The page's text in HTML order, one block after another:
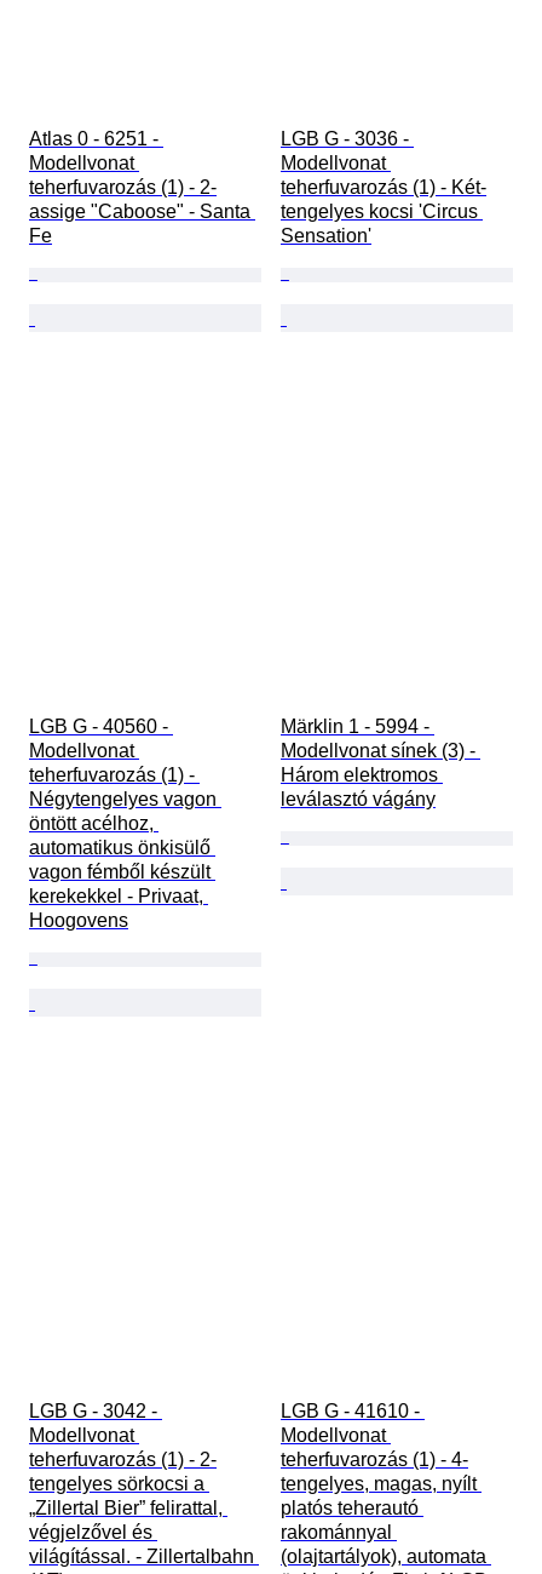
Atlas 0 - 6251 -
Modellvonat
teherfuvarozás (1) - 2-
assige "Caboose" - Santa
Fe
LGB G - 3036 -
Modellvonat
teherfuvarozás (1) - Két-
tengelyes kocsi 'Circus
Sensation'
LGB G - 40560 -
Modellvonat
teherfuvarozás (1) -
Négytengelyes vagon
öntött acélhoz,
automatikus önkisülő
vagon fémből készült
kerekekkel - Privaat,
Hoogovens
Märklin 1 - 5994 -
Modellvonat sínek (3) -
Három elektromos
leválasztó vágány
LGB G - 3042 -
Modellvonat
teherfuvarozás (1) - 2-
tengelyes sörkocsi a
„Zillertal Bier” felirattal,
végjelzővel és
világítással. - Zillertalbahn
LGB G - 41610 -
Modellvonat
teherfuvarozás (1) - 4-
tengelyes, magas, nyílt
platós teherautó
rakománnyal
(olajtartályok), automata